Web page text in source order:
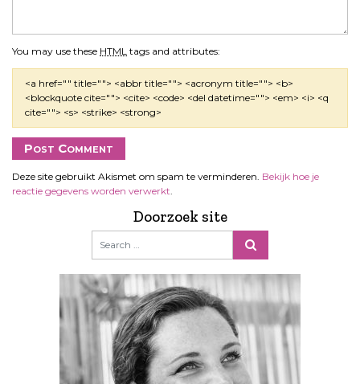
You may use these HTML tags and attributes:
<a href="" title=""> <abbr title=""> <acronym title=""> <b>
<blockquote cite=""> <cite> <code> <del datetime=""> <em> <i> <q
cite=""> <s> <strike> <strong>
Deze site gebruikt Akismet om spam te verminderen. Bekijk hoe je
reactie gegevens worden verwerkt
Doorzoek site